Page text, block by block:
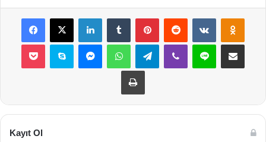
Facebook
X LinkedInTumblr PinterestReddit VKontakte
Pocket Skype MessengerWhatsAppTelegramViber Line E-Posta ile
Yazdır
Kayıt Ol